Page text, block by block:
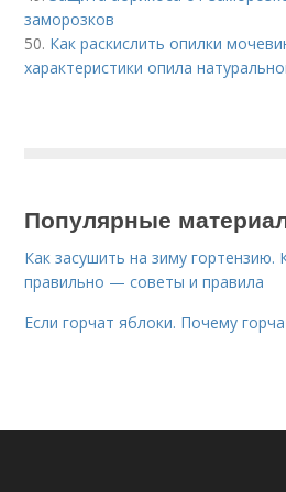
заморозков
50. Как раскислить опилки
характеристики опила
Популярные
Как засушить на зиму гортензию.
правильно — советы и правила
Если горчат яблоки. Почему